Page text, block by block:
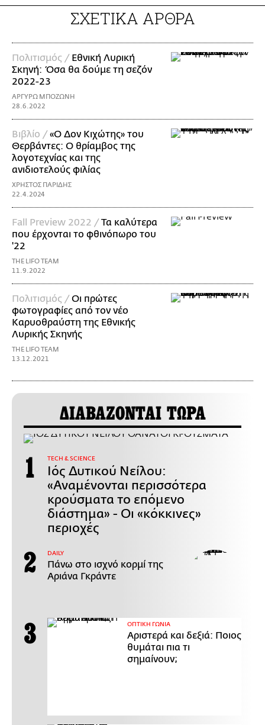
ΣΧΕΤΙΚΑ ΑΡΘΡΑ
Πολιτισμός / Εθνική Λυρική
Σκηνή: Όσα θα δούμε τη σεζόν
2022-23
ΑΡΓΥΡΩ ΜΠΟΖΩΝΗ
28.6.2022
Βιβλίο /«Ο Δον Κιχώτης» του
Θερβάντες: Ο θρίαμβος της
λογοτεχνίας και της
ανιδιοτελούς φιλίας
ΧΡΗΣΤΟΣ ΠΑΡΙΔΗΣ
22.4.2024
Fall Preview 2022 /Τα καλύτερα
που έρχονται το φθινόπωρο του
'22
THE LIFO TEAM
11.9.2022
Πολιτισμός /Οι πρώτες
φωτογραφίες από τον νέο
Καρυοθραύστη της Εθνικής
Λυρικής Σκηνής
THE LIFO TEAM
13.12.2021
ΔΙΑΒΑΖΟΝΤΑΙ ΤΩΡΑ
ΤECH & SCIENCE
Ιός Δυτικού Νείλου:
«Αναμένονται περισσότερα
κρούσματα το επόμενο
διάστημα» - Οι «κόκκινες»
περιοχές
DAILY
Πάνω στο ισχνό κορμί της
Αριάνα Γκράντε
ΟΠΤΙΚΗ ΓΩΝΙΑ
Αριστερά και δεξιά: Ποιος
θυμάται πια τι
σημαίνουν;